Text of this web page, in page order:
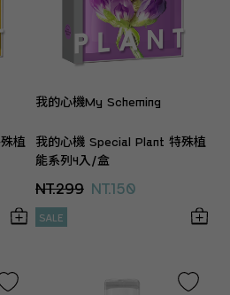
植
我的心機My Scheming
我的心機 Special Plant 特殊植
能系列4入/盒
NT.299 NT.150
SALE